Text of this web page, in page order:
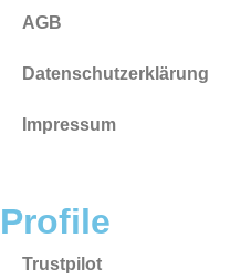
AGB
Datenschutzerklärung
Impressum
Profile
Trustpilot